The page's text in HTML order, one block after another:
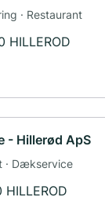
· Restaurant
HILLEROD
- Hillerød ApS
· Dækservice